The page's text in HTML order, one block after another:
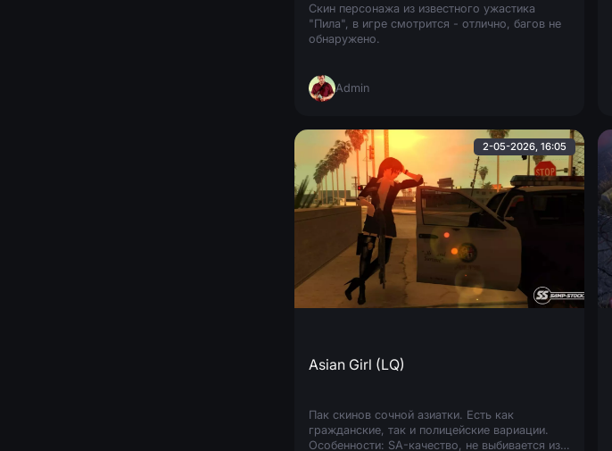
Скин персонажа из известного ужастика
"Пила", в игре смотрится - отлично, багов не
обнаружено.
Admin
2-05-2026, 16:05
Asian Girl (LQ)
Пак скинов сочной азиатки. Есть как
гражданские, так и полицейские вариации.
Особенности: SA-качество, не выбивается из